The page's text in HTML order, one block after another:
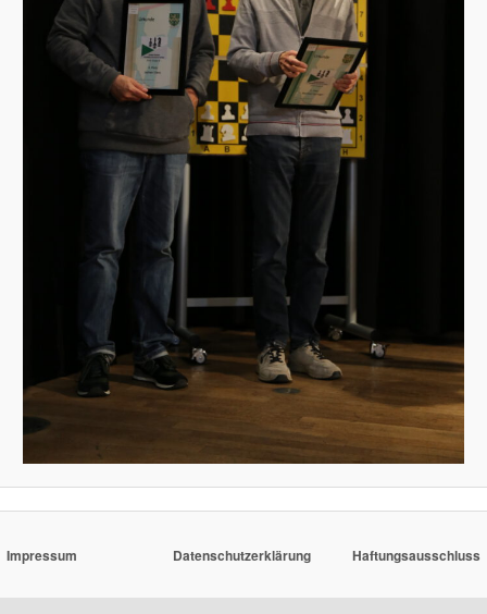
Impressum Datenschutzerklärung Haftungsausschluss